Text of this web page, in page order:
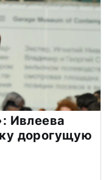
Ивлеева
дорогущую